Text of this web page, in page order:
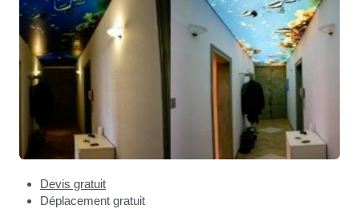
Devis gratuit
Déplacement gratuit